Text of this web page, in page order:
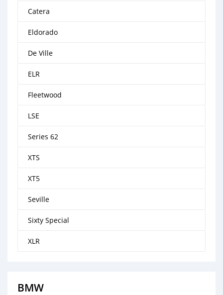
Catera
Eldorado
De Ville
ELR
Fleetwood
LSE
Series 62
XTS
XT5
Seville
Sixty Special
XLR
BMW